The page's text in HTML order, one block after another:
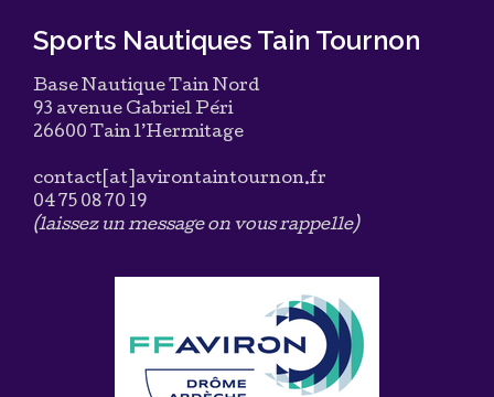
Sports Nautiques Tain Tournon
Base Nautique Tain Nord
93 avenue Gabriel Péri
26600 Tain l’Hermitage
contact[at]avirontaintournon.fr
04 75 08 70 19
(laissez un message on vous rappelle)